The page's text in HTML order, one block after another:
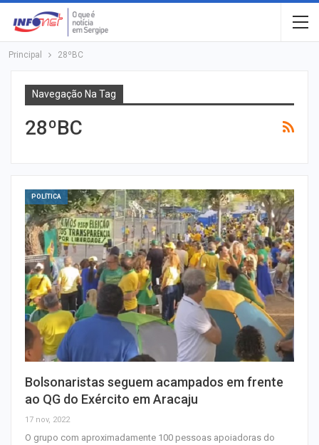
Principal 28ºBC
Navegação Na Tag
28ºBC
POLÍTICA
Bolsonaristas seguem acampados em frente
ao QG do Exército em Aracaju
17 nov, 2022
O grupo com aproximadamente 100 pessoas apoiadoras do